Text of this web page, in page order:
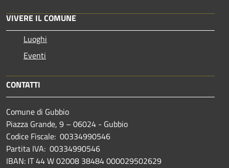
VIVERE IL COMUNE
Luoghi
Eventi
CONTATTI
Comune di Gubbio
Piazza Grande, 9 – 06024 - Gubbio
Codice Fiscale: 00334990546
Partita IVA: 00334990546
IBAN: IT 44 W 02008 38484 000029502629